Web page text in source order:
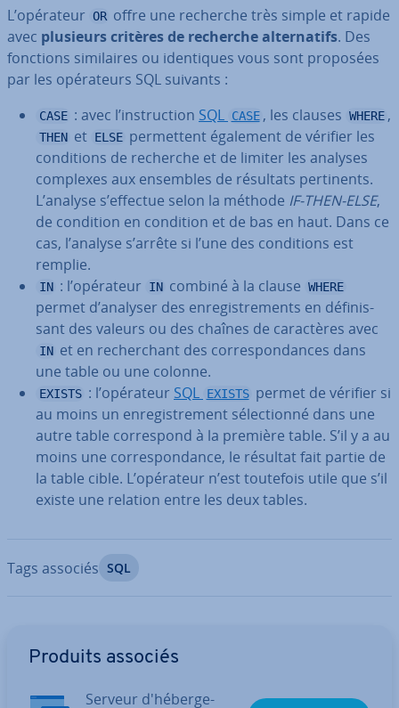
L’opérateur OR offre une recherche très simple et rapide
avec plusieurs critères de recherche al­ter­na­tifs. Des
fonctions si­mi­laires ou iden­tiques vous sont proposées
par les opé­ra­teurs SQL suivants :
CASE : avec l’ins­truc­tion SQL CASE , les clauses WHERE ,
THEN et ELSE per­met­tent également de vérifier les
con­di­tions de recherche et de limiter les analyses
complexes aux ensembles de résultats per­ti­nents.
L’analyse s’effectue selon la méthode IF-THEN-ELSE,
de condition en condition et de bas en haut. Dans ce
cas, l’analyse s’arrête si l’une des con­di­tions est
remplie.
IN : l’opérateur IN combiné à la clause WHERE
permet d’analyser des en­re­gis­tre­ments en dé­fi­nis­
sant des valeurs ou des chaînes de ca­rac­tères avec
IN et en re­cher­chant des cor­res­pon­dances dans
une table ou une colonne.
EXISTS : l’opérateur SQL EXISTS permet de vérifier si
au moins un en­re­gis­tre­ment sé­lec­tionné dans une
autre table cor­res­pond à la première table. S’il y a au
moins une cor­res­pon­dance, le résultat fait partie de
la table cible. L’opérateur n’est toutefois utile que s’il
existe une relation entre les deux tables.
Tags associés SQL
Produits associés
Serveur d'hé­ber­ge­